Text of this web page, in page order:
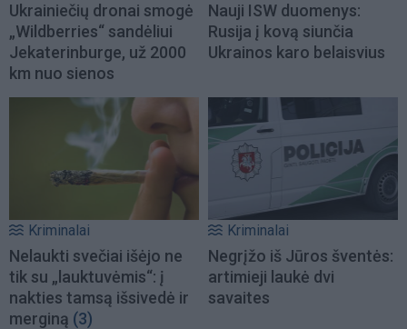
Ukrainiečių dronai smogė
„Wildberries“ sandėliui
Jekaterinburge, už 2000
km nuo sienos
Nauji ISW duomenys:
Rusija į kovą siunčia
Ukrainos karo belaisvius
Kriminalai
Nelaukti svečiai išėjo ne
tik su „lauktuvėmis“: į
nakties tamsą išsivedė ir
merginą (3)
Kriminalai
Negrįžo iš Jūros šventės:
artimieji laukė dvi
savaites